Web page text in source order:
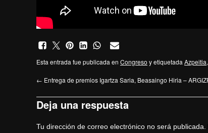
Esta entrada fue publicada en Congreso y etiquetada Azpeitia,
← Entrega de premios Igartza Saria, Beasaingo Hiria –
Deja una respuesta
Tu dirección de correo electrónico no será publicada.